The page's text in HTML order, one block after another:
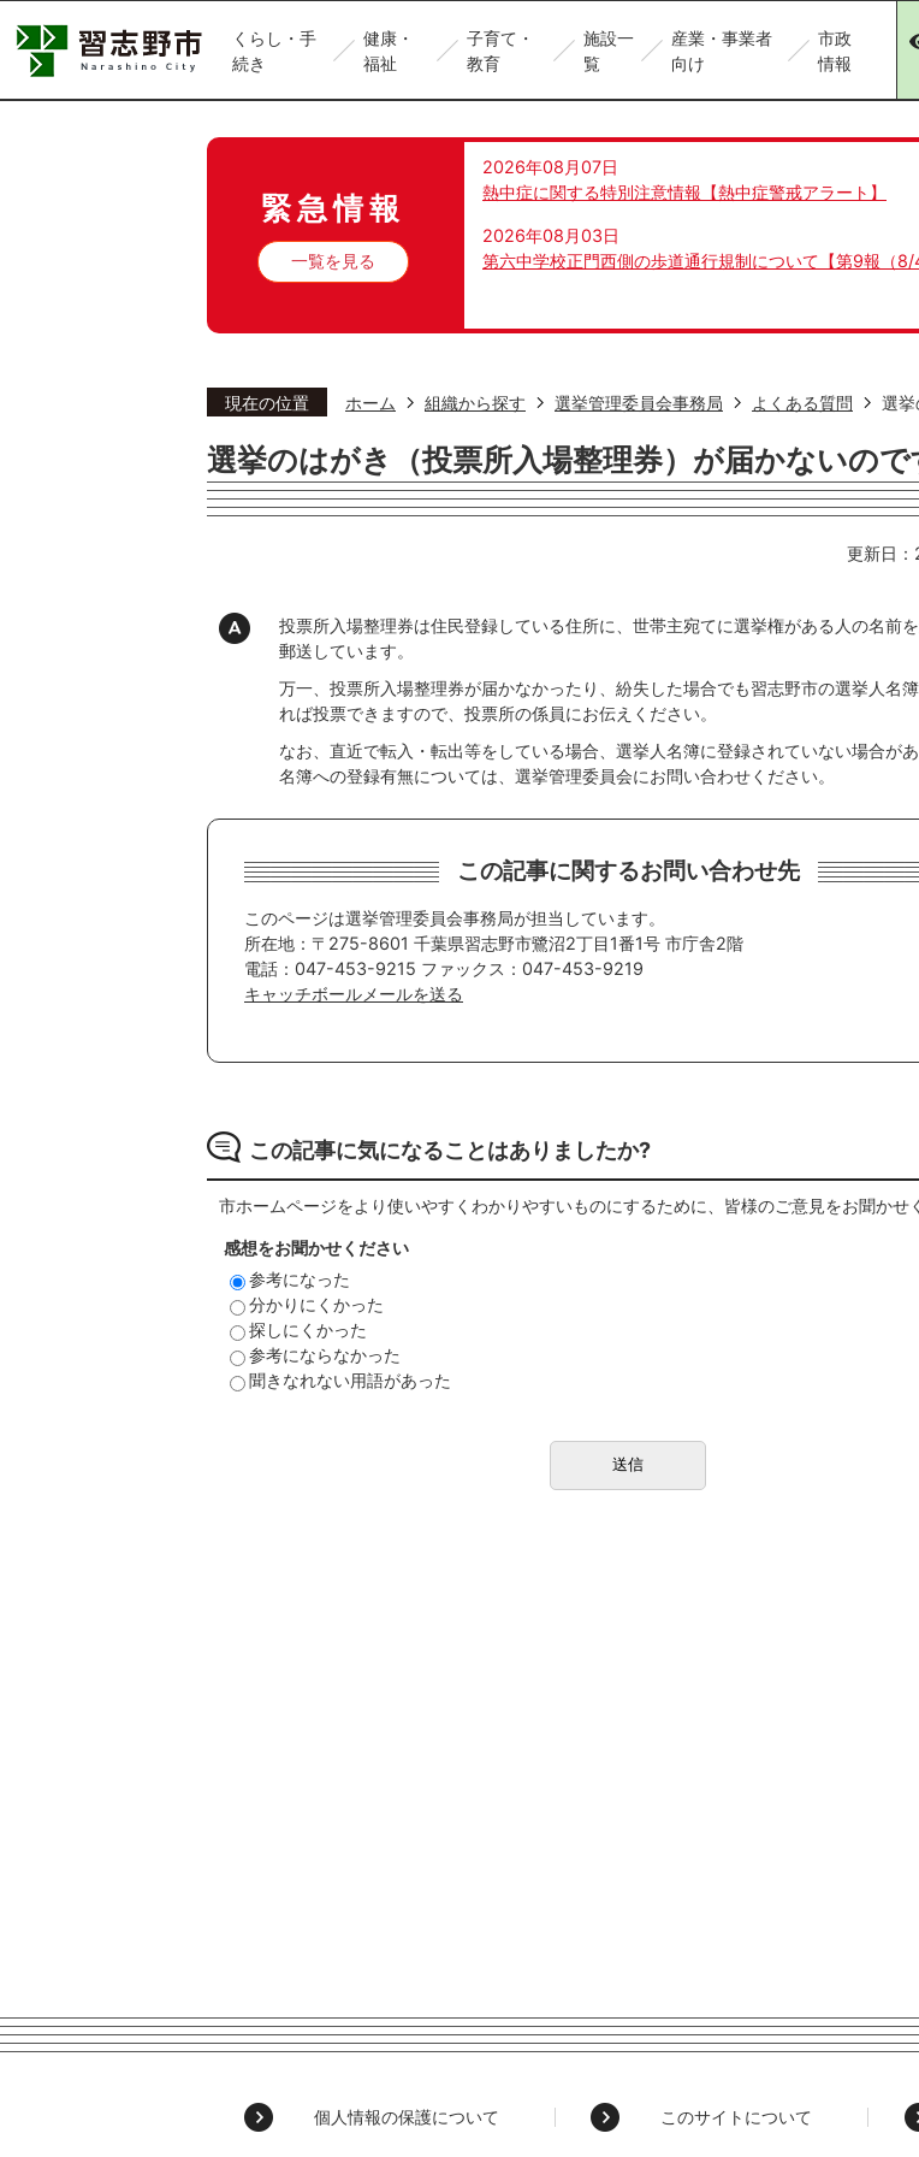
くらし・手
続き
健康・
福祉
子育て・
教育
施設一
覧
産業・事業者
向け
市政
情報
緊急情報
一覧を見る
2026年08月07日
熱中症に関する特別注意情報【熱中症警戒アラート】
2026年08月03日
第六中学校正門西側の歩道通行規制について【第9報（8/
現在の位置 ホーム 組織から探す 選挙管理委員会事務局 よくある質問 選
選挙のはがき（投票所入場整理券）が届かないの
更新日
投票所入場整理券は住民登録している住所に、世帯主宛てに選挙権がある人の名前
郵送しています。
万一、投票所入場整理券が届かなかったり、紛失した場合でも習志野市の選挙人名
れば投票できますので、投票所の係員にお伝えください。
なお、直近で転入・転出等をしている場合、選挙人名簿に登録されていない場合が
名簿への登録有無については、選挙管理委員会にお問い合わせください。
この記事に関するお問い合わせ先
このページは選挙管理委員会事務局が担当しています。
所在地：〒275-8601 千葉県習志野市鷺沼2丁目1番1号 市庁舎2階
電話：047-453-9215 ファックス：047-453-9219
キャッチボールメールを送る
この記事に気になることはありましたか?
市ホームページをより使いやすくわかりやすいものにするために、皆様のご意見をお聞かせ
感想をお聞かせください
参考になった
分かりにくかった
探しにくかった
参考にならなかった
聞きなれない用語があった
個人情報の保護について このサイトについて